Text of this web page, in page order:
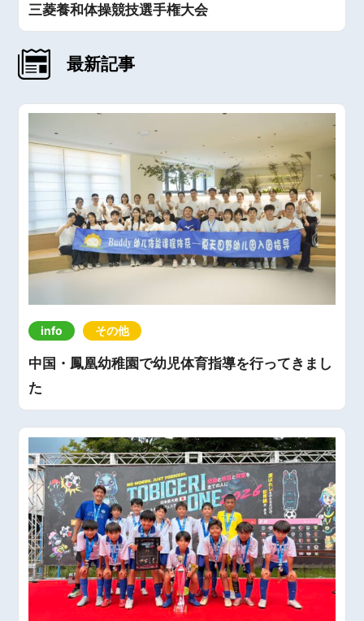
三菱養和体操競技選手権大会
最新記事
info その他
中国・鳳凰幼稚園で幼児体育指導を行ってきまし
た